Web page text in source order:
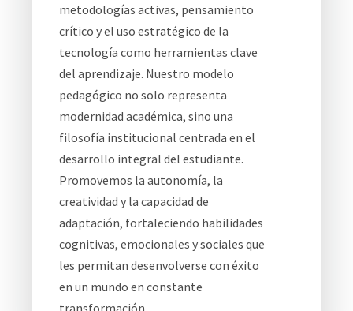
metodologías activas, pensamiento
crítico y el uso estratégico de la
tecnología como herramientas clave
del aprendizaje. Nuestro modelo
pedagógico no solo representa
modernidad académica, sino una
filosofía institucional centrada en el
desarrollo integral del estudiante.
Promovemos la autonomía, la
creatividad y la capacidad de
adaptación, fortaleciendo habilidades
cognitivas, emocionales y sociales que
les permitan desenvolverse con éxito
en un mundo en constante
transformación.